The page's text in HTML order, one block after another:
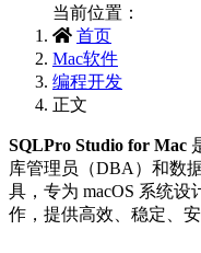
当前位置：
首页
Mac软件
编程开发
正文
SQLPro Studio for Mac‌
库管理员（DBA）和数
具‌，专为 macOS 系统
作，提供高效、稳定、